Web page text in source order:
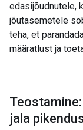
edasijõudnutele,
jõutasemetele
teha, et
määratlust ja
jala